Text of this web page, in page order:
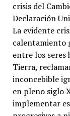
crisis del
Declaración
La evidente
calentamiento
entre los seres
Tierra,
inconcebible
en pleno siglo
implementar